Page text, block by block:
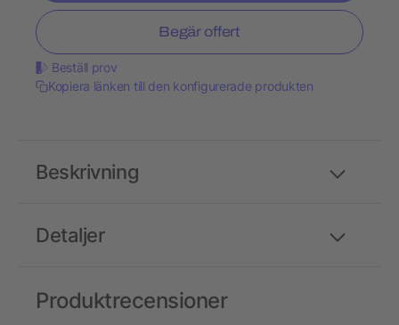
Begär offert
Beställ prov
Kopiera länken till den konfigurerade produkten
Detaljer
Beskrivning
Produktrecensioner